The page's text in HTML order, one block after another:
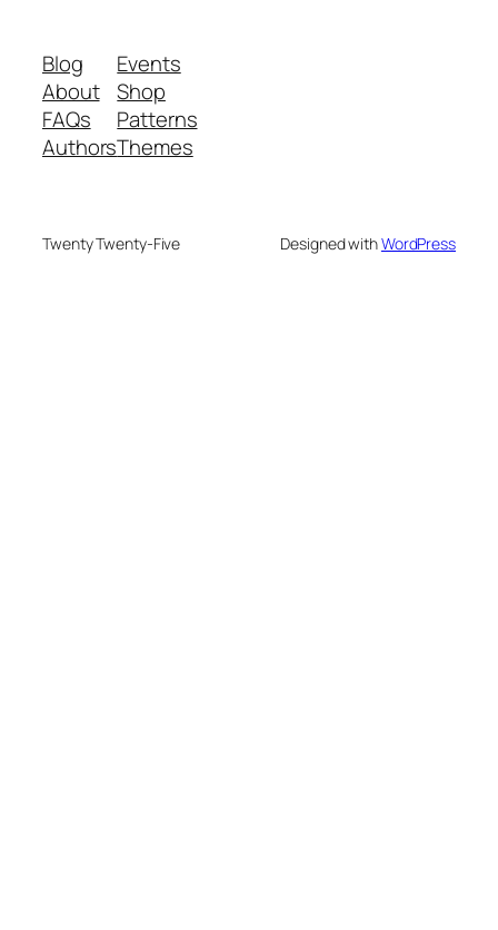
Blog
About
FAQs
Authors
Events
Shop
Patterns
Themes
Twenty Twenty-Five Designed withWordPress